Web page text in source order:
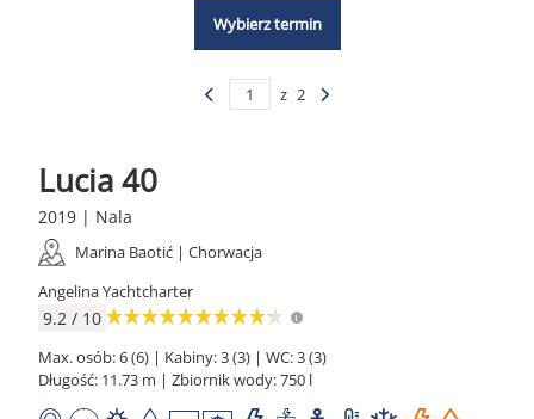
Wybierz termin
z 2
Lucia 40
2019 | Nala
Marina Baotić | Chorwacja
Angelina Yachtcharter
9.2 / 10
Max. osób: 6 (6) | Kabiny: 3 (3) | WC: 3 (3)
Długość: 11.73 m | Zbiornik wody: 750 l